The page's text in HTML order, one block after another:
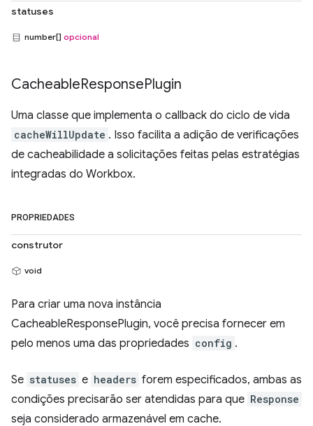
statuses
number[] opcional
CacheableResponsePlugin
Uma classe que implementa o callback do ciclo de vida
cacheWillUpdate . Isso facilita a adição de verificações
de cacheabilidade a solicitações feitas pelas estratégias
integradas do Workbox.
PROPRIEDADES
construtor
void
Para criar uma nova instância
CacheableResponsePlugin, você precisa fornecer em
pelo menos uma das propriedades config .
Se statuses e headers forem especificados, ambas as
condições precisarão ser atendidas para que Response
seja considerado armazenável em cache.